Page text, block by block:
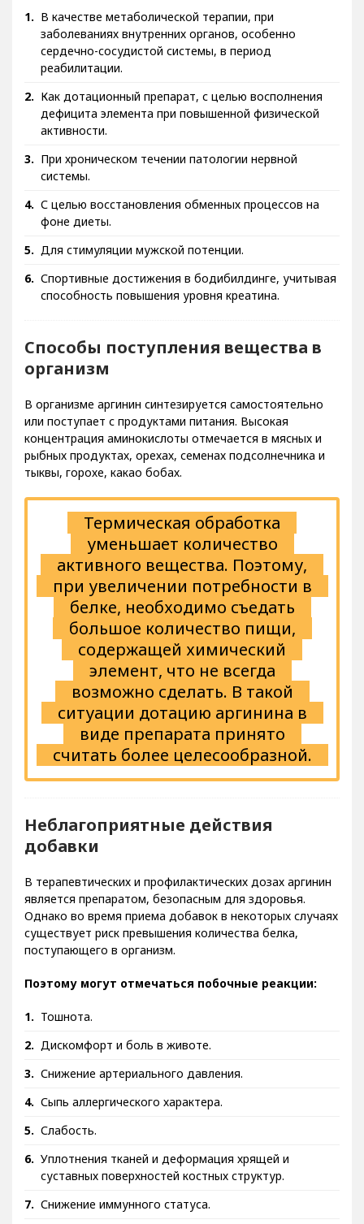
В качестве метаболической терапии, при
заболеваниях внутренних органов, особенно
сердечно-сосудистой системы, в период
реабилитации.
Как дотационный препарат, с целью восполнения
дефицита элемента при повышенной физической
активности.
При хроническом течении патологии нервной
системы.
С целью восстановления обменных процессов на
фоне диеты.
Для стимуляции мужской потенции.
Спортивные достижения в бодибилдинге, учитывая
способность повышения уровня креатина.
Способы поступления вещества в
организм
В организме аргинин синтезируется самостоятельно
или поступает с продуктами питания. Высокая
концентрация аминокислоты отмечается в мясных и
рыбных продуктах, орехах, семенах подсолнечника и
тыквы, горохе, какао бобах.
Термическая обработка
уменьшает количество
активного вещества. Поэтому,
при увеличении потребности в
белке, необходимо съедать
большое количество пищи,
содержащей химический
элемент, что не всегда
возможно сделать. В такой
ситуации дотацию аргинина в
виде препарата принято
считать более целесообразной.
Неблагоприятные действия
добавки
В терапевтических и профилактических дозах аргинин
является препаратом, безопасным для здоровья.
Однако во время приема добавок в некоторых случаях
существует риск превышения количества белка,
поступающего в организм.
Поэтому могут отмечаться побочные реакции:
Тошнота.
Дискомфорт и боль в животе.
Снижение артериального давления.
Сыпь аллергического характера.
Слабость.
Уплотнения тканей и деформация хрящей и
суставных поверхностей костных структур.
Снижение иммунного статуса.